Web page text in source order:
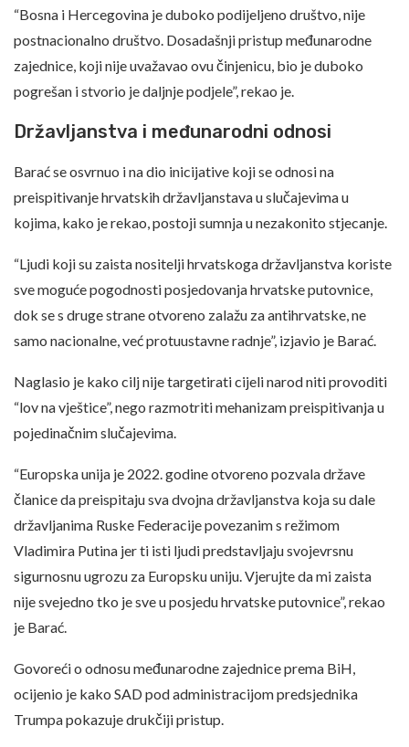
“Bosna i Hercegovina je duboko podijeljeno društvo, nije
postnacionalno društvo. Dosadašnji pristup međunarodne
zajednice, koji nije uvažavao ovu činjenicu, bio je duboko
pogrešan i stvorio je daljnje podjele”, rekao je.
Državljanstva i međunarodni odnosi
Barać se osvrnuo i na dio inicijative koji se odnosi na
preispitivanje hrvatskih državljanstava u slučajevima u
kojima, kako je rekao, postoji sumnja u nezakonito stjecanje.
“Ljudi koji su zaista nositelji hrvatskoga državljanstva koriste
sve moguće pogodnosti posjedovanja hrvatske putovnice,
dok se s druge strane otvoreno zalažu za antihrvatske, ne
samo nacionalne, već protuustavne radnje”, izjavio je Barać.
Naglasio je kako cilj nije targetirati cijeli narod niti provoditi
“lov na vještice”, nego razmotriti mehanizam preispitivanja u
pojedinačnim slučajevima.
“Europska unija je 2022. godine otvoreno pozvala države
članice da preispitaju sva dvojna državljanstva koja su dale
državljanima Ruske Federacije povezanim s režimom
Vladimira Putina jer ti isti ljudi predstavljaju svojevrsnu
sigurnosnu ugrozu za Europsku uniju. Vjerujte da mi zaista
nije svejedno tko je sve u posjedu hrvatske putovnice”, rekao
je Barać.
Govoreći o odnosu međunarodne zajednice prema BiH,
ocijenio je kako SAD pod administracijom predsjednika
Trumpa pokazuje drukčiji pristup.